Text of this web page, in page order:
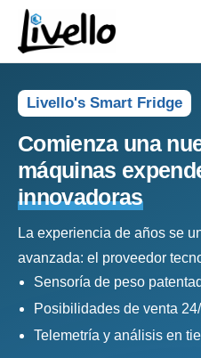
contenido
Soluciones Full-Service
Quiénes somos
Livello's Smart Fridge
Comienza una
máquinas
innovadoras
La experiencia de años se
avanzada: el proveedor
Sensoría de peso
Posibilidades de venta
Telemetría y análisis en